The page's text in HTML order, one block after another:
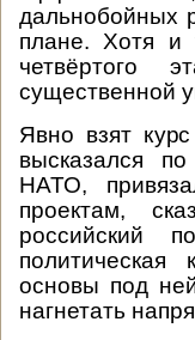
дальнобойных
плане. Хотя и
четвёртого
существенной
Явно взят
высказался
НАТО,
проектам,
российский
политическая
основы под
нагнетать